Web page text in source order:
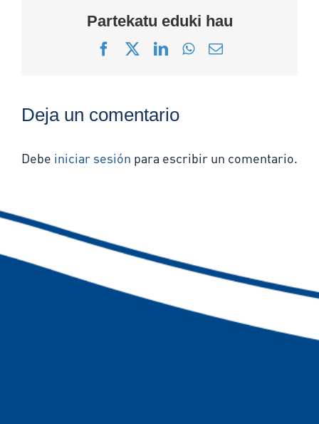
Partekatu eduki hau
Facebook
X LinkedInWhatsApp
Correo
Deja un comentario
Debe iniciar sesión para escribir un comentario.